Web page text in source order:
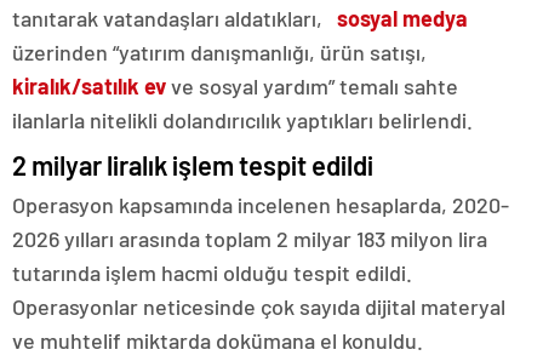
tanıtarak vatandaşları aldatıkları, sosyal medya
üzerinden “yatırım danışmanlığı, ürün satışı,
kiralık/satılık evve sosyal yardım” temalı sahte
ilanlarla nitelikli dolandırıcılık yaptıkları belirlendi.
2 milyar liralık işlem tespit edildi
Operasyon kapsamında incelenen hesaplarda, 2020-
2026 yılları arasında toplam 2 milyar 183 milyon lira
tutarında işlem hacmi olduğu tespit edildi.
Operasyonlar neticesinde çok sayıda dijital materyal
ve muhtelif miktarda dokümana el konuldu.